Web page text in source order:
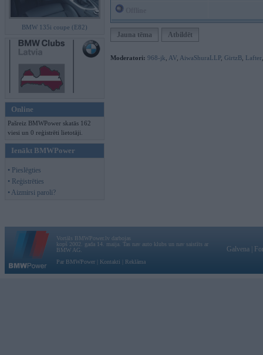
BMW 135i coupe (E82)
Online
Pašreiz BMWPower skatās 162
viesi un 0 reģistrēti lietotāji.
Ienākt BMWPower
• Pieslēgties
• Reģistrēties
• Aizmirsi paroli?
Jauna tēma Atbildēt
Moderatori: 968-jk AV AiwaShuraLLP, GirtzB Lafter
Vortāls BMWPower.lv darbojas
kopš 2002. gada 14. maija. Tas nav auto klubs un nav saistīts ar
BMW AG.
Par BMWPower
Kontakti Reklāma
Galvena